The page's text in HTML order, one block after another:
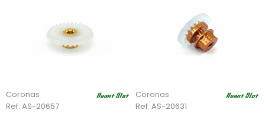
Coronas
Ref: AS-20657
Coronas
Ref: AS-20631